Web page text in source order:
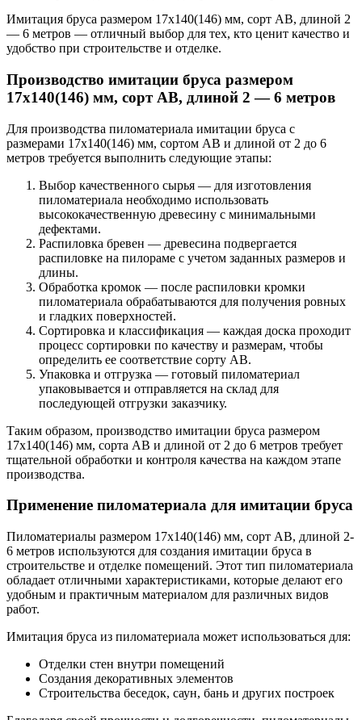
Имитация бруса размером 17х140(146) мм, сорт AB, длиной 2
— 6 метров — отличный выбор для тех, кто ценит качество и
удобство при строительстве и отделке.
Производство имитации бруса размером
17х140(146) мм, сорт AB, длиной 2 — 6 метров
Для производства пиломатериала имитации бруса с
размерами 17х140(146) мм, сортом AB и длиной от 2 до 6
метров требуется выполнить следующие этапы:
Выбор качественного сырья — для изготовления
пиломатериала необходимо использовать
высококачественную древесину с минимальными
дефектами.
Распиловка бревен — древесина подвергается
распиловке на пилораме с учетом заданных размеров и
длины.
Обработка кромок — после распиловки кромки
пиломатериала обрабатываются для получения ровных
и гладких поверхностей.
Сортировка и классификация — каждая доска проходит
процесс сортировки по качеству и размерам, чтобы
определить ее соответствие сорту AB.
Упаковка и отгрузка — готовый пиломатериал
упаковывается и отправляется на склад для
последующей отгрузки заказчику.
Таким образом, производство имитации бруса размером
17х140(146) мм, сорта AB и длиной от 2 до 6 метров требует
тщательной обработки и контроля качества на каждом этапе
производства.
Применение пиломатериала для имитации бруса
Пиломатериалы размером 17х140(146) мм, сорт AB, длиной 2-
6 метров используются для создания имитации бруса в
строительстве и отделке помещений. Этот тип пиломатериала
обладает отличными характеристиками, которые делают его
удобным и практичным материалом для различных видов
работ.
Имитация бруса из пиломатериала может использоваться для:
Отделки стен внутри помещений
Создания декоративных элементов
Строительства беседок, саун, бань и других построек